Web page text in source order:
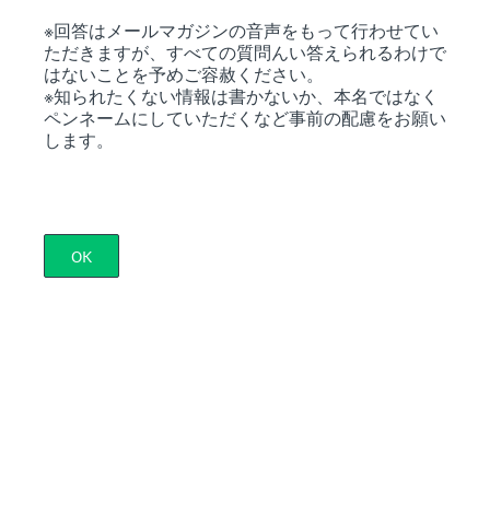
※回答はメールマガジンの音声をもって行わせてい
ただきますが、すべての質問んい答えられるわけで
はないことを予めご容赦ください。
※知られたくない情報は書かないか、本名ではなく
ペンネームにしていただくなど事前の配慮をお願い
します。
OK